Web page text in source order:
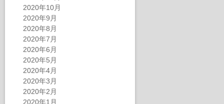
2020年10月
2020年9月
2020年8月
2020年7月
2020年6月
2020年5月
2020年4月
2020年3月
2020年2月
2020年1月